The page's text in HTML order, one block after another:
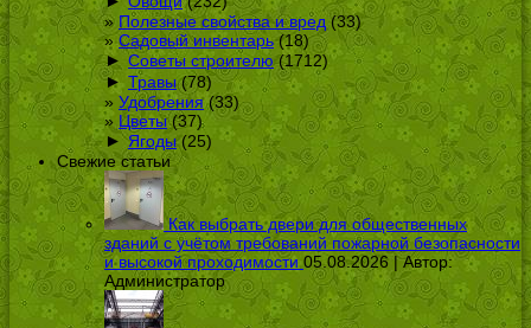
Полезные свойства и вред(33)
Садовый инвентарь(18)
► Советы строителю(1712)
► Травы(78)
Удобрения(33)
Цветы(37)
► Ягоды(25)
Свежие статьи
Как выбрать двери для общественных
зданий с учётом требований пожарной безопасности
и высокой проходимости 05.08.2026 | Автор:
Администратор